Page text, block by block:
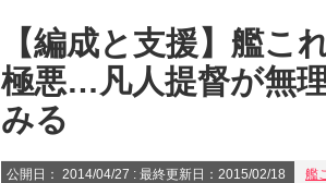
【編成と支援】艦こ
極悪…凡人提督が無
みる
公開日： 2014/04/27 : 最終更新日：2015/02/18 艦